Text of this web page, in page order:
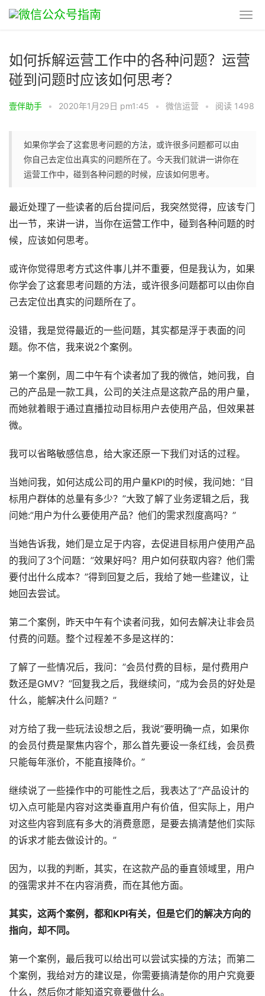
如何拆解运营工作中的各种问题？运营
碰到问题时应该如何思考？
壹伴助手 • 2020年1月29日 pm1:45 • 微信运营 • 阅读 1498
如果你学会了这套思考问题的方法，或许很多问题都可以由
你自己去定位出真实的问题所在了。今天我们就讲一讲你在
运营工作中，碰到各种问题的时候，应该如何思考。
最近处理了一些读者的后台提问后，我突然觉得，应该专门
出一节，来讲一讲，当你在运营工作中，碰到各种问题的时
候，应该如何思考。
或许你觉得思考方式这件事儿并不重要，但是我认为，如果
你学会了这套思考问题的方法，或许很多问题都可以由你自
己去定位出真实的问题所在了。
没错，我是觉得最近的一些问题，其实都是浮于表面的问
题。你不信，我来说2个案例。
第一个案例，周二中午有个读者加了我的微信，她问我，自
己的产品是一款工具，公司的关注点是这款产品的用户量，
而她就着眼于通过直播拉动目标用户去使用产品，但效果甚
微。
我可以省略敏感信息，给大家还原一下我们对话的过程。
当她问我，如何达成公司的用户量KPI的时候，我问她：”目
标用户群体的总量有多少？”大致了解了业务逻辑之后，我
问她:”用户为什么要使用产品？他们的需求烈度高吗？”
当她告诉我，她们是立足于内容，去促进目标用户使用产品
的我问了3个问题：”效果好吗？用户如何获取内容？他们需
要付出什么成本？”得到回复之后，我给了她一些建议，让
她回去尝试。
第二个案例，昨天中午有个读者问我，如何去解决让非会员
付费的问题。整个过程差不多是这样的：
了解了一些情况后，我问：”会员付费的目标，是付费用户
数还是GMV？”回复我之后，我继续问，”成为会员的好处是
什么，能解决什么问题？”
对方给了我一些玩法设想之后，我说”要明确一点，如果你
的会员付费是聚焦内容个，那么首先要设一条红线，会员费
只能每年涨价，不能直接降价。”
继续说了一些操作中的可能性之后，我表达了”产品设计的
切入点可能是内容对这类垂直用户有价值，但实际上，用户
对这些内容到底有多大的消费意愿，是要去搞清楚他们实际
的诉求才能去做设计的。”
因为，以我的判断，其实，在这款产品的垂直领域里，用户
的强需求并不在内容消费，而在其他方面。
其实，这两个案例，都和KPI有关，但是它们的解决方向的
指向，却不同。
第一个案例，最后我可以给出可以尝试实操的方法；而第二
个案例，我给对方的建议是，你需要搞清楚你的用户究竟要
什么，然后你才能知道究竟要做什么。